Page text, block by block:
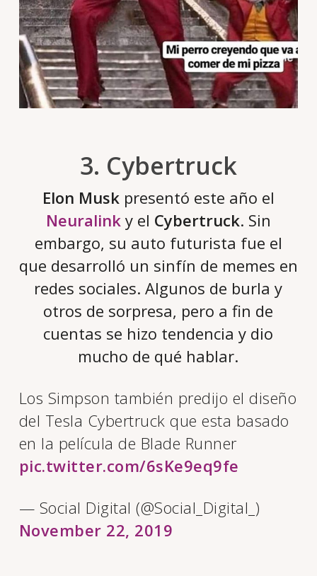
3. Cybertruck
Elon Muskpresentó este año el
Neuralinky el Cybertruck. Sin
embargo, su auto futurista fue el
que desarrolló un sinfín de memes en
redes sociales. Algunos de burla y
otros de sorpresa, pero a fin de
cuentas se hizo tendencia y dio
mucho de qué hablar.
Los Simpson también predijo el diseño
del Tesla Cybertruck que esta basado
en la película de Blade Runner
pic.twitter.com/6sKe9eq9fe
— Social Digital (@Social_Digital_)
November 22, 2019